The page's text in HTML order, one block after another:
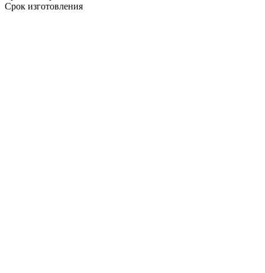
Срок изготовления